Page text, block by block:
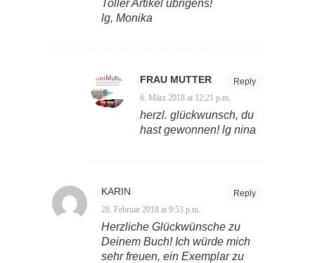
Toller Artikel übrigens!
lg, Monika
Reply
FRAU MUTTER
6. März 2018 at 12:21 p.m.
herzl. glückwunsch, du
hast gewonnen! lg nina
Reply
KARIN
28. Februar 2018 at 9:53 p.m.
Herzliche Glückwünsche zu
Deinem Buch! Ich würde mich
sehr freuen, ein Exemplar zu